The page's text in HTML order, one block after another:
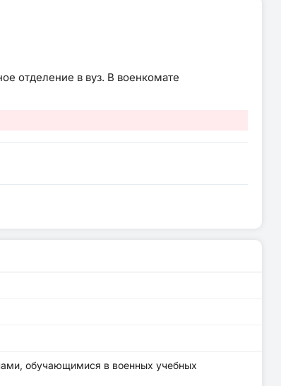
отделение в вуз. В военкомате
обучающимися в военных учебных